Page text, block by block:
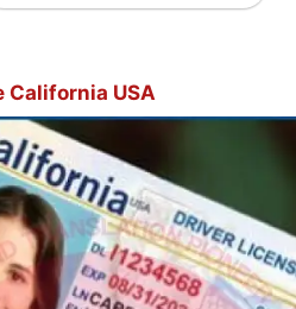
California USA